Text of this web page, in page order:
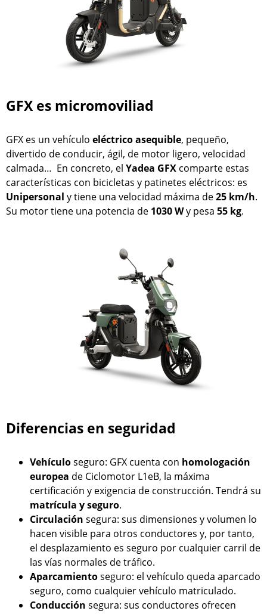
GFX es micromoviliad
GFX es un vehículo eléctricoasequible, pequeño,
divertido de conducir, ágil, de motor ligero, velocidad
calmada… En concreto, el Yadea GFX comparte estas
características con bicicletas y patinetes eléctricos: es
Unipersonal y tiene una velocidad máxima de25 km/h.
Su motor tiene una potencia de 1030 Wy pesa 55 kg.
Diferencias en seguridad
Vehículoseguro: GFX cuenta con homologación
europea de Ciclomotor L1eB, la máxima
certificación y exigencia de construcción. Tendrá su
matrícula y seguro.
Circulación segura: sus dimensiones y volumen lo
hacen visible para otros conductores y, por tanto,
el desplazamiento es seguro por cualquier carril de
las vías normales de tráfico.
Aparcamientoseguro: el vehículo queda aparcado
seguro, como cualquier vehículo matriculado.
Conducción segura: sus conductores ofrecen